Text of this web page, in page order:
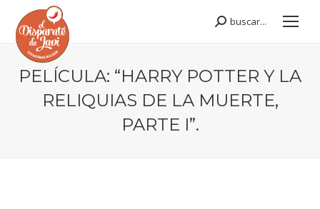
Buscar:
buscar...
PELÍCULA: “HARRY POTTER Y LA
RELIQUIAS DE LA MUERTE,
PARTE I”.